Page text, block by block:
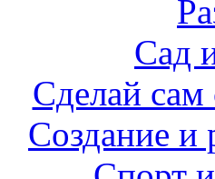
Сад
Сделай
Создание и